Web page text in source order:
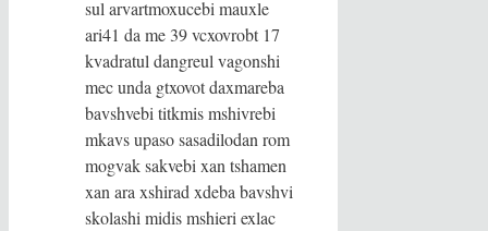
sul arvartmoxucebi mauxle
ari41 da me 39 vcxovrobt 17
kvadratul dangreul vagonshi
mec unda gtxovot daxmareba
bavshvebi titkmis mshivrebi
mkavs upaso sasadilodan rom
mogvak sakvebi xan tshamen
xan ara xshirad xdeba bavshvi
skolashi midis mshieri exlac